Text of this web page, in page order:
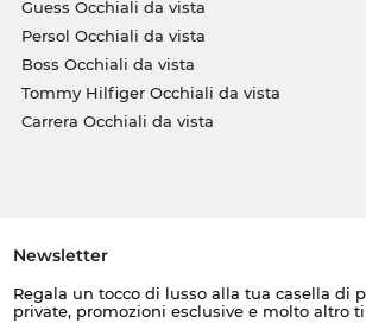
Guess Occhiali da vista
Persol Occhiali da vista
Boss Occhiali da vista
Tommy Hilfiger Occhiali da vista
Carrera Occhiali da vista
Newsletter
Regala un tocco di lusso alla tua casella di
private, promozioni esclusive e molto altro